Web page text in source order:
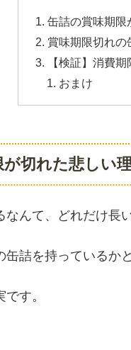
缶詰の賞味期限
賞味期限切れの
【検証】消費
おまけ
切れた悲しい
なんて、どれだけ長
缶詰を持っているか
す。